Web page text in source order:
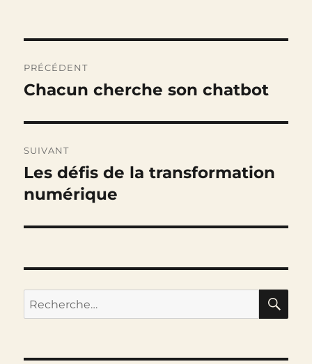
de
PRÉCÉDENT
Publication
Chacun cherche son chatbot
SUIVANT
Publication
suivante :
Les défis de la transformation
numérique
Recherche
pour :